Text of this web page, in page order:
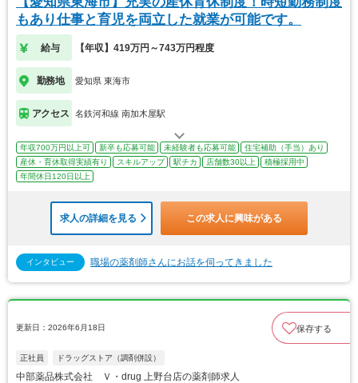
もあり仕事と育児を両立した就業が可能です。
給与 【年収】419万円～743万円程度
勤務地 愛知県 東海市
アクセス 名鉄河和線 南加木屋駅
年収700万円以上可 新卒も応募可能 未経験者も応募可能
住宅補助（手当）あり
産休・育休取得実績有り
スキルアップ 駅チカ 店舗数30以上
積極採用中
年間休日120日以上
求人の詳細を見る この求人に興味がある
インタビュー 職場の薬剤師さんにお話を伺ってきました
更新日：2026年6月18日 保存する
正社員 ドラッグストア（調剤併設）
中部薬品株式会社 Ｖ・drug 上野台店の薬剤師求人